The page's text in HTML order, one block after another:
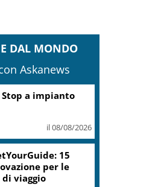
DAL MONDO
Askanews
a impianto
il 08/08/2026
15
per le
di viaggio